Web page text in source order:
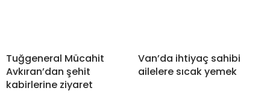
Tuğgeneral Mücahit
Avkıran’dan şehit
kabirlerine ziyaret
Van’da ihtiyaç sahibi
ailelere sıcak yemek